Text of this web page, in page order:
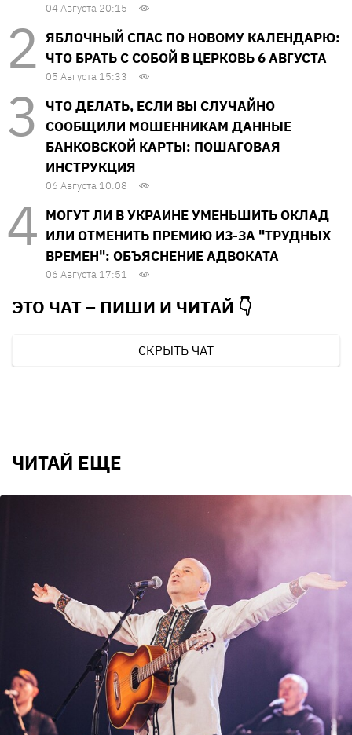
04 Августа 20:15
ЯБЛОЧНЫЙ СПАС ПО НОВОМУ КАЛЕНДАРЮ:
ЧТО БРАТЬ С СОБОЙ В ЦЕРКОВЬ 6 АВГУСТА
05 Августа 15:33
ЧТО ДЕЛАТЬ, ЕСЛИ ВЫ СЛУЧАЙНО
СООБЩИЛИ МОШЕННИКАМ ДАННЫЕ
БАНКОВСКОЙ КАРТЫ: ПОШАГОВАЯ
ИНСТРУКЦИЯ
06 Августа 10:08
МОГУТ ЛИ В УКРАИНЕ УМЕНЬШИТЬ ОКЛАД
ИЛИ ОТМЕНИТЬ ПРЕМИЮ ИЗ-ЗА "ТРУДНЫХ
ВРЕМЕН": ОБЪЯСНЕНИЕ АДВОКАТА
06 Августа 17:51
ЭТО ЧАТ – ПИШИ И ЧИТАЙ 👇
СКРЫТЬ ЧАТ
ЧИТАЙ ЕЩЕ